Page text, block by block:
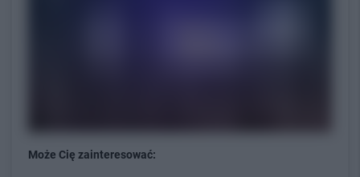
Może Cię zainteresować: